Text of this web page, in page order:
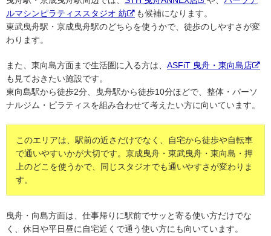
ルマシンピラティススタジオ 紡
も候補になります。
東武曳舟駅・京成曳舟駅のどちらを使うかで、徒歩のしやすさが変
わります。
また、東向島方面まで生活圏に入る方は、 ASFiT 曳舟・東向島店
も見ておきたい施設です。
東向島駅から徒歩2分、曳舟駅から徒歩10分ほどで、整体・パーソ
ナルジム・ピラティスを組み合わせて考えたい方に向いています。
このエリアは、駅前の近さだけでなく、自宅から徒歩や自転車
で通いやすいかが大切です。京成曳舟・東武曳舟・東向島・押
上のどこを使うかで、同じスタジオでも通いやすさが変わりま
す。
曳舟・向島方面は、仕事帰りに駅前でサッと寄る使い方だけでな
く、休日や平日昼に自宅近くで通う使い方にも向いています。